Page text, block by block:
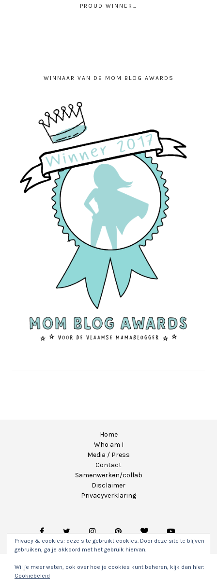
PROUD WINNER…
WINNAAR VAN DE MOM BLOG AWARDS
Home
Who am I
Media / Press
Contact
Samenwerken/collab
Disclaimer
Privacyverklaring
Copyright 2020 - Unicorns & Fairytales. Alle rechten
Privacy & cookies: deze site gebruikt cookies. Door deze site te blijven
gebruiken, ga je akkoord met het gebruik hiervan.
Wil je meer weten, ook over hoe je cookies kunt beheren, kijk dan hier:
Cookiebeleid